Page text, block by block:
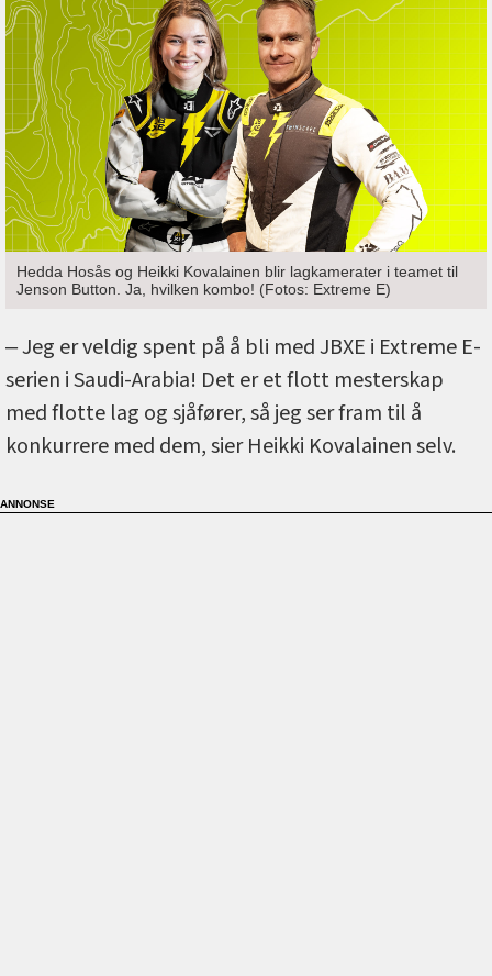
Hedda Hosås og Heikki Kovalainen blir lagkamerater i teamet til
Jenson Button. Ja, hvilken kombo! (Fotos: Extreme E)
‒ Jeg er veldig spent på å bli med JBXE i Extreme E-
serien i Saudi-Arabia! Det er et flott mesterskap
med flotte lag og sjåfører, så jeg ser fram til å
konkurrere med dem, sier Heikki Kovalainen selv.